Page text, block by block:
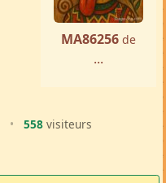
MA86256 de
...
• 558 visiteurs